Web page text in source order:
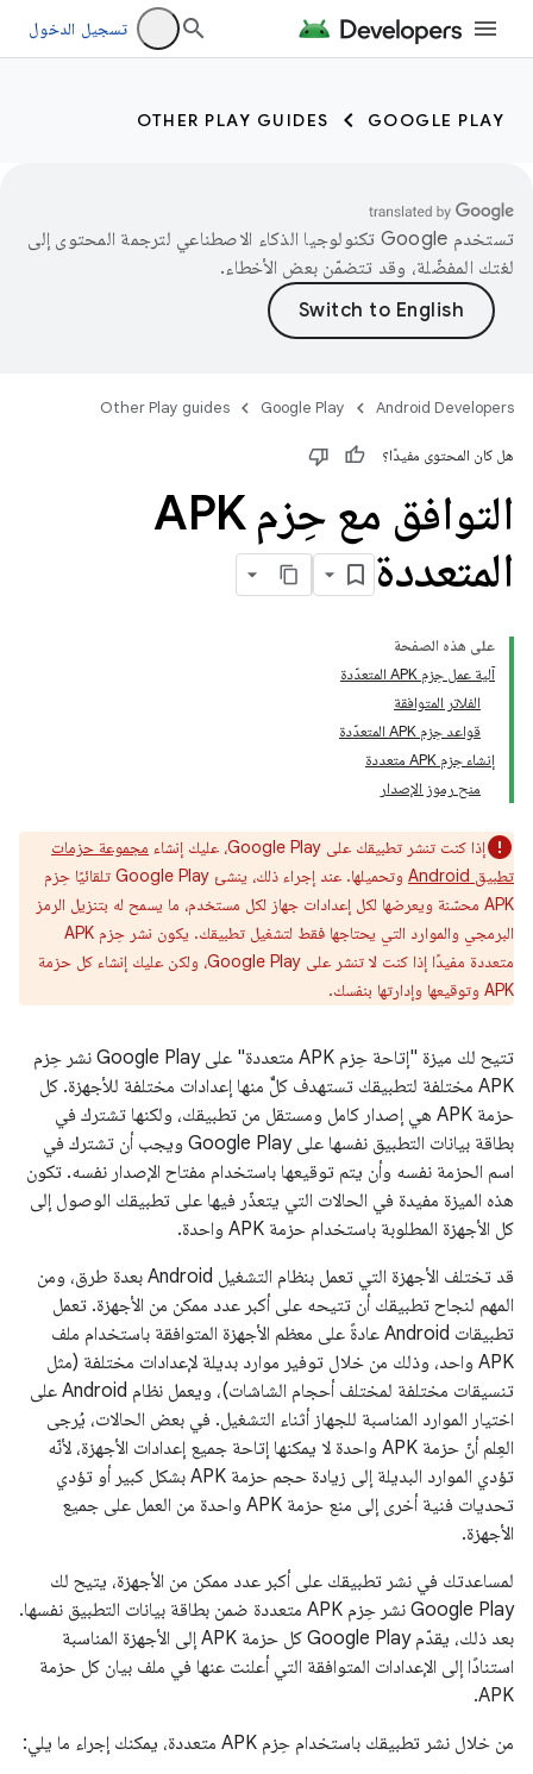
تسجيل الدخول
GOOGLE PLAY
OTHER PLAY GUIDES
تستخدم Google تكنولوجيا الذكاء الاصطناعي لترجمة المحتوى إلى
لغتك المفضّلة، وقد تتضمّن بعض الأخطاء.
Android Developers
Google Play
Other Play guides
هل كان المحتوى مفيدًا؟
التوافق مع حِزم APK
المتعددة
على هذه الصفحة
آلية عمل حِزم APK المتعدّدة
الفلاتر المتوافقة
قواعد حِزم APK المتعدّدة
إنشاء حِزم APK متعددة
منح رموز الإصدار
إذا كنت تنشر تطبيقك على Google Play، عليك إنشاء
مجموعة حزمات
تطبيق Android
وتحميلها. عند إجراء ذلك، ينشئ Google Play تلقائيًا حِزم
APK محسّنة ويعرضها لكل إعدادات جهاز لكل مستخدم، ما يسمح له بتنزيل الرمز
البرمجي والموارد التي يحتاجها فقط لتشغيل تطبيقك. يكون نشر حِزم APK
متعددة مفيدًا إذا كنت لا تنشر على Google Play، ولكن عليك إنشاء كل حزمة
APK وتوقيعها وإدارتها بنفسك.
تتيح لك ميزة "إتاحة حِزم APK متعددة" على Google Play نشر حِزم
APK مختلفة لتطبيقك تستهدف كلٌّ منها إعدادات مختلفة للأجهزة. كل
حزمة APK هي إصدار كامل ومستقل من تطبيقك، ولكنها تشترك في
بطاقة بيانات التطبيق نفسها على Google Play ويجب أن تشترك في
اسم الحزمة نفسه وأن يتم توقيعها باستخدام مفتاح الإصدار نفسه. تكون
هذه الميزة مفيدة في الحالات التي يتعذّر فيها على تطبيقك الوصول إلى
كل الأجهزة المطلوبة باستخدام حزمة APK واحدة.
قد تختلف الأجهزة التي تعمل بنظام التشغيل Android بعدة طرق، ومن
المهم لنجاح تطبيقك أن تتيحه على أكبر عدد ممكن من الأجهزة. تعمل
تطبيقات Android عادةً على معظم الأجهزة المتوافقة باستخدام ملف
APK واحد، وذلك من خلال توفير موارد بديلة لإعدادات مختلفة (مثل
تنسيقات مختلفة لمختلف أحجام الشاشات)، ويعمل نظام Android على
اختيار الموارد المناسبة للجهاز أثناء التشغيل. في بعض الحالات، يُرجى
العِلم أنّ حزمة APK واحدة لا يمكنها إتاحة جميع إعدادات الأجهزة، لأنّه
تؤدي الموارد البديلة إلى زيادة حجم حزمة APK بشكل كبير أو تؤدي
تحديات فنية أخرى إلى منع حزمة APK واحدة من العمل على جميع
الأجهزة.
لمساعدتك في نشر تطبيقك على أكبر عدد ممكن من الأجهزة، يتيح لك
Google Play نشر حِزم APK متعددة ضمن بطاقة بيانات التطبيق نفسها.
بعد ذلك، يقدّم Google Play كل حزمة APK إلى الأجهزة المناسبة
استنادًا إلى الإعدادات المتوافقة التي أعلنت عنها في ملف بيان كل حزمة
APK.
من خلال نشر تطبيقك باستخدام حِزم APK متعددة، يمكنك إجراء ما يلي: